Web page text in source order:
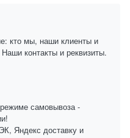
кто мы, наши клиенты и
контакты и реквизиты.
самовывоза -
Яндекс доставку и